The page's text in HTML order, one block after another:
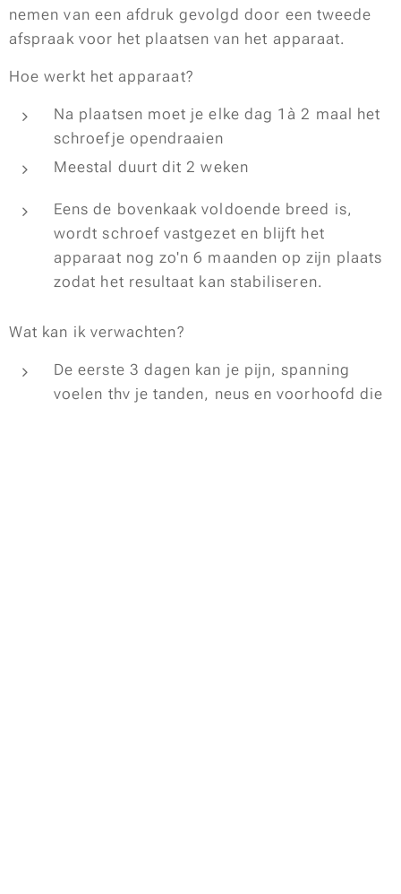
nemen van een afdruk gevolgd door een tweede
afspraak voor het plaatsen van het apparaat.
Hoe werkt het apparaat?
Na plaatsen moet je elke dag 1à 2 maal het
schroefje opendraaien
Meestal duurt dit 2 weken
Eens de bovenkaak voldoende breed is,
wordt schroef vastgezet en blijft het
apparaat nog zo'n 6 maanden op zijn plaats
zodat het resultaat kan stabiliseren.
Wat kan ik verwachten?
De eerste 3 dagen kan je pijn, spanning
voelen thv je tanden, neus en voorhoofd die